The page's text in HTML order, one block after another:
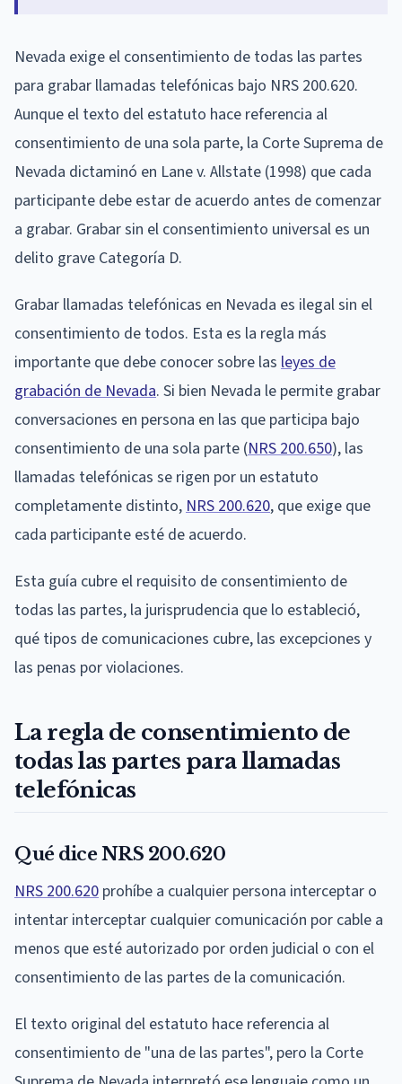
Nevada exige el consentimiento de todas las partes
para grabar llamadas telefónicas bajo NRS 200.620.
Aunque el texto del estatuto hace referencia al
consentimiento de una sola parte, la Corte Suprema de
Nevada dictaminó en Lane v. Allstate (1998) que cada
participante debe estar de acuerdo antes de comenzar
a grabar. Grabar sin el consentimiento universal es un
delito grave Categoría D.
Grabar llamadas telefónicas en Nevada es ilegal sin el
consentimiento de todos. Esta es la regla más
importante que debe conocer sobre las leyes de
grabación de Nevada. Si bien Nevada le permite grabar
conversaciones en persona en las que participa bajo
consentimiento de una sola parte (NRS 200.650), las
llamadas telefónicas se rigen por un estatuto
completamente distinto, NRS 200.620, que exige que
cada participante esté de acuerdo.
Esta guía cubre el requisito de consentimiento de
todas las partes, la jurisprudencia que lo estableció,
qué tipos de comunicaciones cubre, las excepciones y
las penas por violaciones.
La regla de consentimiento de
todas las partes para llamadas
telefónicas
Qué dice NRS 200.620
NRS 200.620 prohíbe a cualquier persona interceptar o
intentar interceptar cualquier comunicación por cable a
menos que esté autorizado por orden judicial o con el
consentimiento de las partes de la comunicación.
El texto original del estatuto hace referencia al
consentimiento de "una de las partes", pero la Corte